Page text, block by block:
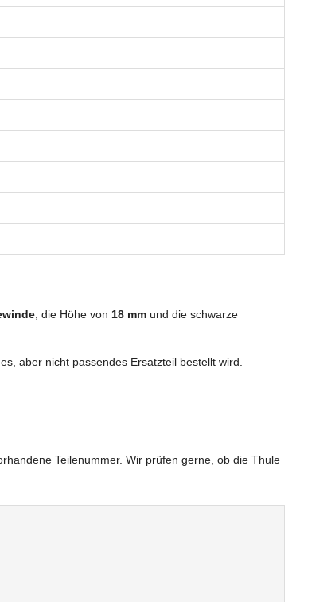
, die Höhe von 18 mm und die schwarze
aber nicht passendes Ersatzteil bestellt wird.
Teilenummer. Wir prüfen gerne, ob die Thule